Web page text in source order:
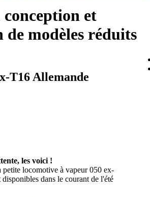
et
modèles réduits
T16 Allemande
les voici !
petite locomotive à vapeur 050 ex-
dans le courant de l'été